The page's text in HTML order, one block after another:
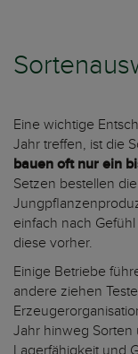
Eine wichtige
Jahr treffen, ist die
bauen oft nur ein
Setzen bestellen
einfach nach
diese vorher.
Einige Betriebe
andere ziehen
Jahr hinweg